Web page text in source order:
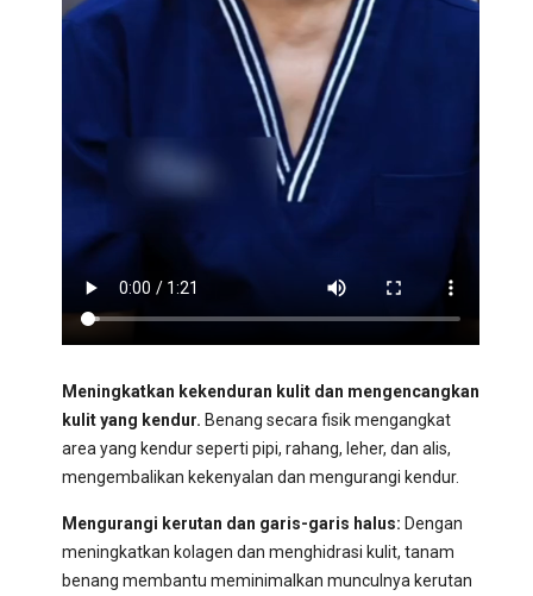
Meningkatkan kekenduran kulit dan mengencangkan
kulit yang kendur. Benang secara fisik mengangkat
area yang kendur seperti pipi, rahang, leher, dan alis,
mengembalikan kekenyalan dan mengurangi kendur.
Mengurangi kerutan dan garis-garis halus: Dengan
meningkatkan kolagen dan menghidrasi kulit, tanam
benang membantu meminimalkan munculnya kerutan